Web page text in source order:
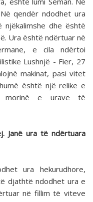
qendër ndodhet ura
dhe është
Ura është ndërtuar në
e cila ndërtoi
Lushnjë - Fier, 27
makinat, pasi vitet
është një relike e
morinë e urave të
Janë ura të ndërtuara
ura hekurudhore,
djathtë ndodhet ura e
në fillim të viteve